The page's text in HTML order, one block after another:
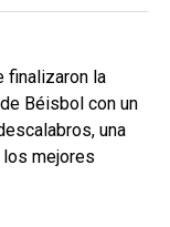
finalizaron la
Béisbol con un
una
mejores